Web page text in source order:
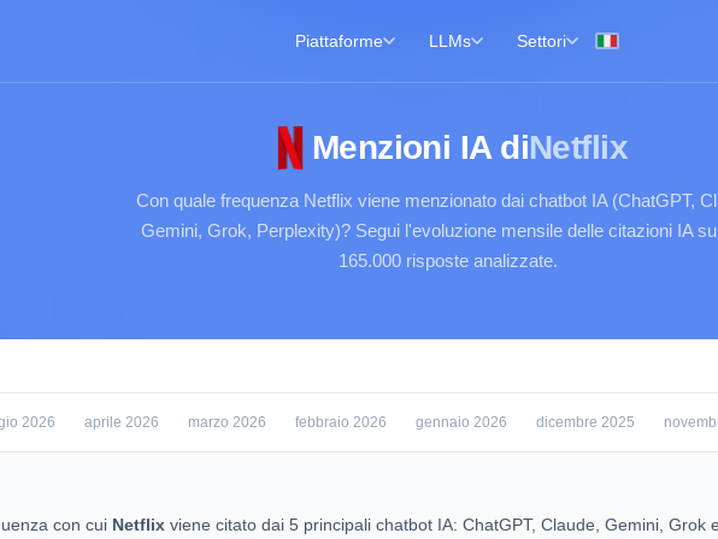
Piattaforme LLMs Settori
Menzioni IA diNetflix
Con quale frequenza Netflix viene menzionato dai chatbot IA (ChatGPT,
Gemini, Grok, Perplexity)? Segui l'evoluzione mensile delle citazioni IA
165.000 risposte analizzate.
2026 aprile 2026 marzo 2026 febbraio 2026 gennaio 2026 dicembre 2025
con cui Netflix viene citato dai 5 principali chatbot IA: ChatGPT, Claude, Gemini, Grok e